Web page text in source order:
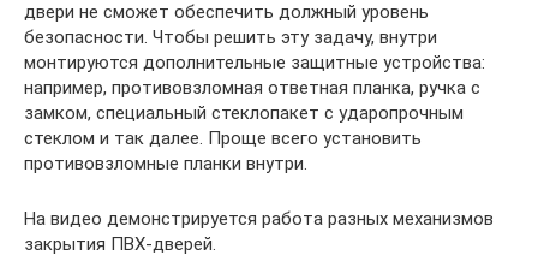
двери не сможет обеспечить должный уровень
безопасности. Чтобы решить эту задачу, внутри
монтируются дополнительные защитные устройства:
например, противовзломная ответная планка, ручка с
замком, специальный стеклопакет с ударопрочным
стеклом и так далее. Проще всего установить
противовзломные планки внутри.
На видео демонстрируется работа разных механизмов
закрытия ПВХ-дверей.